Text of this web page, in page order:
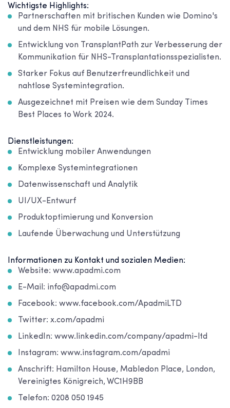
Wichtigste Highlights:
Partnerschaften mit britischen Kunden wie Domino's
und dem NHS für mobile Lösungen.
Entwicklung von TransplantPath zur Verbesserung der
Kommunikation für NHS-Transplantationsspezialisten.
Starker Fokus auf Benutzerfreundlichkeit und
nahtlose Systemintegration.
Ausgezeichnet mit Preisen wie dem Sunday Times
Best Places to Work 2024.
Dienstleistungen:
Entwicklung mobiler Anwendungen
Komplexe Systemintegrationen
Datenwissenschaft und Analytik
UI/UX-Entwurf
Produktoptimierung und Konversion
Laufende Überwachung und Unterstützung
Informationen zu Kontakt und sozialen Medien:
Website: www.apadmi.com
E-Mail: info@apadmi.com
Facebook: www.facebook.com/ApadmiLTD
Twitter: x.com/apadmi
LinkedIn: www.linkedin.com/company/apadmi-ltd
Instagram: www.instagram.com/apadmi
Anschrift: Hamilton House, Mabledon Place, London,
Vereinigtes Königreich, WC1H9BB
Telefon: 0208 050 1945